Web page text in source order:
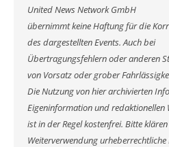
United News Network GmbH
übernimmt keine Haftung für die
des dargestellten Events. Auch bei
Übertragungsfehlern oder anderen
von Vorsatz oder grober
Die Nutzung von hier archivierten
Eigeninformation und redaktionellen
ist in der Regel kostenfrei. Bitte
Weiterverwendung